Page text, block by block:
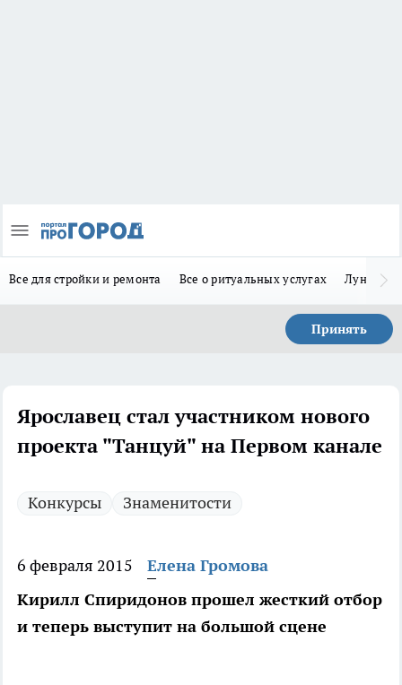
Все для стройки и ремонта Все о ритуальных услугах Лунно-
Принять
Ярославец стал участником нового
проекта "Танцуй" на Первом канале
Конкурсы Знаменитости
6 февраля 2015
Елена Громова
Кирилл Спиридонов прошел жесткий отбор
и теперь выступит на большой сцене